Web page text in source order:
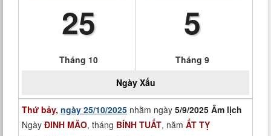
25
Tháng 10
5
Tháng 9
Ngày Xấu
Thứ bảy, ngày 25/10/2025 nhằm ngày 5/9/2025 Âm lịch
Ngày ĐINH MÃO, tháng BÍNH TUẤT, năm ẤT TỴ